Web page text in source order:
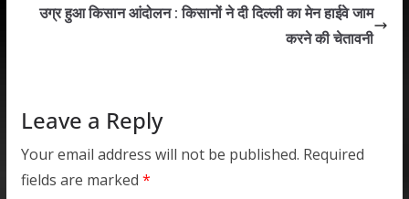
p o n
उग्र हुआ किसान आंदोलन : किसानों ने दी दिल्ली का मेन हाईवे जाम
करने की चेतावनी
Leave a Reply
Your email address will not be published. Required
fields are marked *